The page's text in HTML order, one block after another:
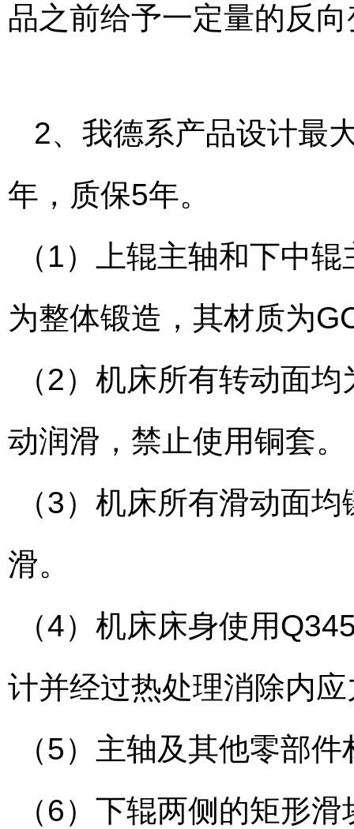
品之前给予一定量的反
2、我德系产品设计最
年，质保5年。
（1）上辊主轴和下中
为整体锻造，其材质为
（2）机床所有转动面
动润滑，禁止使用铜套。
（3）机床所有滑动面
滑。
（4）机床床身使用
计并经过热处理消除内
（5）主轴及其他零部
（6）下辊两侧的矩形